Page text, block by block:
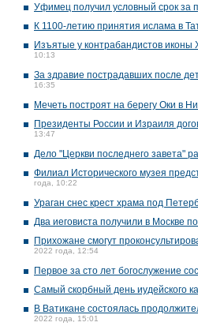
Уфимец получил условный срок за
К 1100-летию принятия ислама в
Изъятые у контрабандистов иконы
10:13
За здравие пострадавших после
16:35
Мечеть построят на берегу Оки в
Президенты России и Израиля
13:47
Дело "Церкви последнего завета"
Филиал Исторического музея
года, 10:22
Ураган снес крест храма под
Два иеговиста получили в Москве
Прихожане смогут
2022 года, 12:54
Первое за сто лет богослужение
Самый скорбный день иудейского
В Ватикане состоялась
2022 года, 15:01